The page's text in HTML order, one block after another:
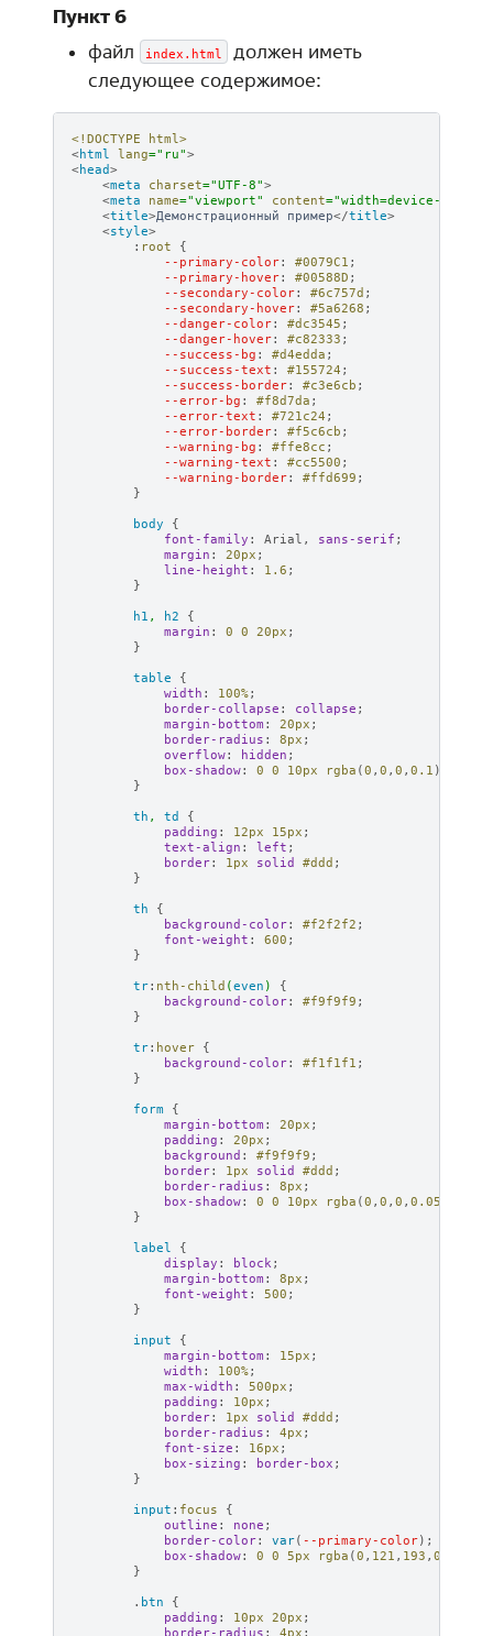
Пункт 6
файл
index.html
должен иметь
следующее содержимое:
<!DOCTYPE html>
<html lang="ru">
<head>
<meta charset="UTF-8">
<meta name="viewport" content="width=device-
<title>Демонстрационный пример</title>
<style>
: root
{
--primary-color: #0079C1 ;
--primary-hover: #00588D ;
--secondary-color: #6c757d ;
--secondary-hover: #5a6268 ;
--danger-color: #dc3545 ;
--danger-hover: #c82333 ;
--success-bg : #d4edda ;
--success-text : #155724 ;
--success-border: #c3e6cb ;
--error-bg : #f8d7da ;
--error-text : #721c24 ;
--error-border: #f5c6cb ;
--warning-bg : #ffe8cc ;
--warning-text : #cc5500 ;
--warning-border: #ffd699 ;
}
body
{
font-family : Arial , sans-serif ;
margin : 20px ;
line-height : 1.6 ;
}
h1 , h2
{
margin : 0 0 20px ;
}
table
{
width : 100%;
border-collapse : collapse ;
margin-bottom : 20px ;
border-radius : 8px ;
overflow: hidden ;
box-shadow: 0 0 10px rgba (0 , 0 , 0 , 0.1 );
}
th , td
{
padding : 12px 15px ;
text-align : left ;
border: 1 px solid #ddd ;
}
th
{
background-color: #f2f2f2 ;
font-weight : 600 ;
}
tr: nth-child (even )
{
background-color: #f9f9f9 ;
}
tr: hover {
background-color: #f1f1f1 ;
}
form
{
margin-bottom : 20px ;
padding : 20px ;
background : #f9f9f9 ;
border: 1 px solid #ddd ;
border-radius : 8px ;
box-shadow: 0 0 10px rgba (0 , 0 , 0 , 0.05
}
label
{
display : block ;
margin-bottom : 8px ;
font-weight : 500 ;
}
input
{
margin-bottom : 15px ;
width : 100%;
max-width : 500px ;
padding : 10px ;
border: 1 px solid #ddd ;
border-radius : 4px ;
font-size : 16px ;
box-sizing : border-box ;
}
input : focus
{
outline : none ;
border-color: var( --primary-color);
box-shadow: 0 0 5px rgba (0 , 121 , 193 , 0.3
}
. btn
{
padding : 10px 20px ;
border-radius : 4px ;